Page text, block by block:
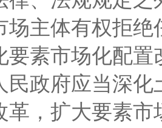
场主体有权拒绝
市场化配置
府应当深化
革，扩大要素